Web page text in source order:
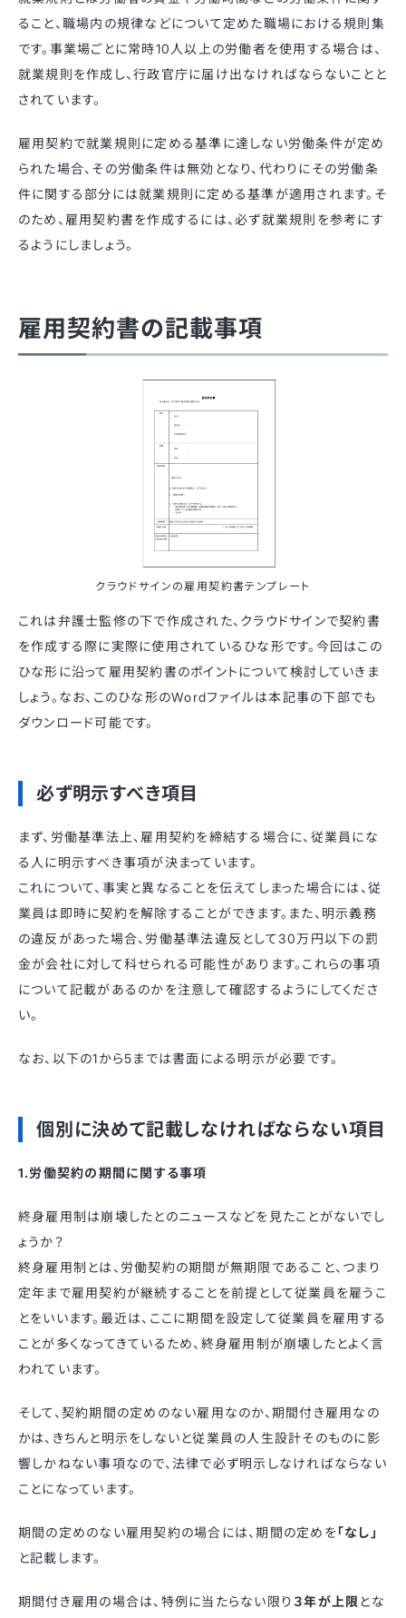
ること、職場内の規律などについて定めた職場における規則集
です。事業場ごとに常時10人以上の労働者を使用する場合は、
就業規則を作成し、行政官庁に届け出なければならないことと
されています。
雇用契約で就業規則に定める基準に達しない労働条件が定め
られた場合、その労働条件は無効となり、代わりにその労働条
件に関する部分には就業規則に定める基準が適用されます。そ
のため、雇用契約書を作成するには、必ず就業規則を参考にす
るようにしましょう。
雇用契約書の記載事項
クラウドサインの雇用契約書テンプレート
これは弁護士監修の下で作成された、クラウドサインで契約書
を作成する際に実際に使用されているひな形です。今回はこの
ひな形に沿って雇用契約書のポイントについて検討していきま
しょう。なお、このひな形のWordファイルは本記事の下部でも
ダウンロード可能です。
必ず明示すべき項目
まず、労働基準法上、雇用契約を締結する場合に、従業員にな
る人に明示すべき事項が決まっています。
これについて、事実と異なることを伝えてしまった場合には、従
業員は即時に契約を解除することができます。また、明示義務
の違反があった場合、労働基準法違反として30万円以下の罰
金が会社に対して科せられる可能性があります。これらの事項
について記載があるのかを注意して確認するようにしてくださ
い。
なお、以下の1から5までは書面による明示が必要です。
個別に決めて記載しなければならない項目
1.労働契約の期間に関する事項
終身雇用制は崩壊したとのニュースなどを見たことがないでし
ょうか？
終身雇用制とは、労働契約の期間が無期限であること、つまり
定年まで雇用契約が継続することを前提として従業員を雇うこ
とをいいます。最近は、ここに期間を設定して従業員を雇用する
ことが多くなってきているため、終身雇用制が崩壊したとよく言
われています。
そして、契約期間の定めのない雇用なのか、期間付き雇用なの
かは、きちんと明示をしないと従業員の人生設計そのものに影
響しかねない事項なので、法律で必ず明示しなければならない
ことになっています。
期間の定めのない雇用契約の場合には、期間の定めを「なし」
と記載します。
期間付き雇用の場合は、特例に当たらない限り ３年が上限 とな